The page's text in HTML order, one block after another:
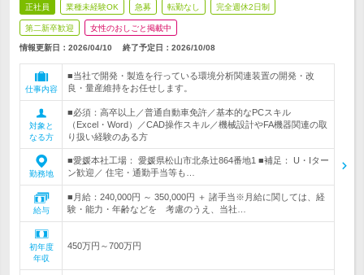
正社員 業種未経験OK 急募 転勤なし 完全週休2日制
第二新卒歓迎 女性のおしごと掲載中
情報更新日：2026/04/10 終了予定日： 2026/10/08
仕事内容
■当社で開発・製造を行っている環境分析関連装置の開発・改
良・量産維持をお任せします。
対象と
なる方
■必須：高卒以上／普通自動車免許／基本的なPCスキル
（Excel・Word）／CAD操作スキル／機械設計やFA機器関連の取
り扱い経験のある方
勤務地
■愛媛本社工場： 愛媛県松山市北条辻864番地1 ■補足： U・Iター
ン歓迎／ 住宅・通勤手当等も…
給与
■月給：240,000円 ～ 350,000円 ＋ 諸手当※月給に関しては、経
験・能力・年齢などを 考慮のうえ、当社…
初年度
年収
450万円～700万円